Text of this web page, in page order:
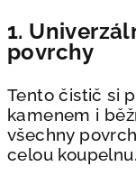
1.
povrchy
Tento čistič si
kamenem i
všechny
celou koupelnu.